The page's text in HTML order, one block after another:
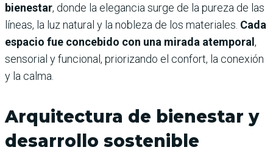
bienestar, donde la elegancia surge de la pureza de las
líneas, la luz natural y la nobleza de los materiales. Cada
espacio fue concebido con una mirada atemporal,
sensorial y funcional, priorizando el confort, la conexión
y la calma.
Arquitectura de bienestar y
desarrollo sostenible